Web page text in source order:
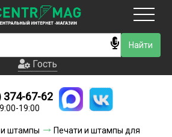
Гость
Новинки
доставки
Гость
374-67-62
19:00
и штампы
Печати и штампы для